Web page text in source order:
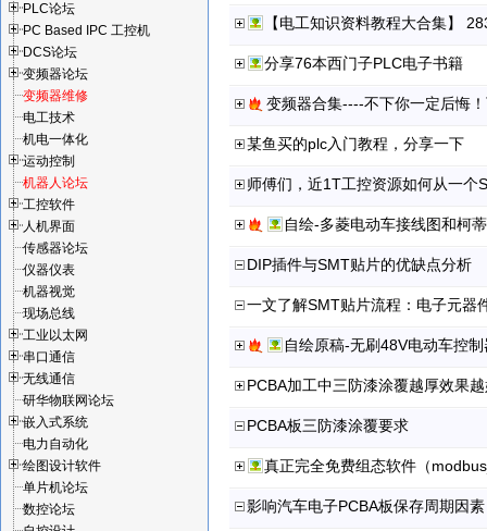
PLC论坛
PC Based IPC 工控机
DCS论坛
变频器论坛
变频器维修
电工技术
机电一体化
运动控制
机器人论坛
工控软件
人机界面
传感器论坛
仪器仪表
机器视觉
现场总线
工业以太网
串口通信
无线通信
研华物联网论坛
嵌入式系统
电力自动化
绘图设计软件
单片机论坛
数控论坛
【电工知识资料教程大合集】
分享76本西门子PLC电子书籍
变频器合集----不下你一定后悔
某鱼买的plc入门教程，分享一下
师傅们，近1T工控资源如何从一个
自绘-多菱电动车接线图和柯
DIP插件与SMT贴片的优缺点分析
一文了解SMT贴片流程：电子元器
自绘原稿-无刷48V电动车控
PCBA加工中三防漆涂覆越厚效果
PCBA板三防漆涂覆要求
真正完全免费组态软件（
影响汽车电子PCBA板保存周期因素